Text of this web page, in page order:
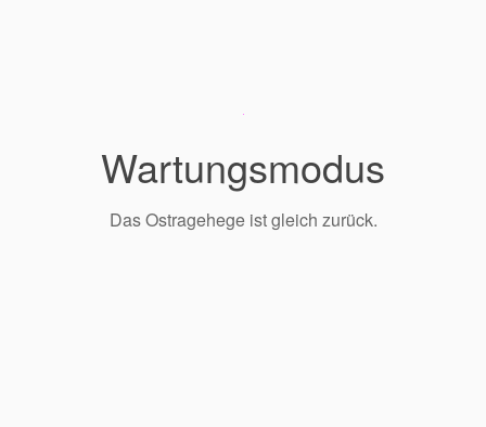
Wartungsmodus
Das Ostragehege ist gleich zurück.